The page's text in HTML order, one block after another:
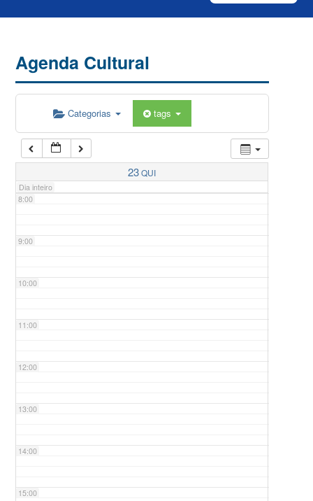
Agenda Cultural
Categorias tags
23QUI
Dia inteiro
5:00
7:00
8:00
9:00
10:00
11:00
12:00
13:00
14:00
15:00